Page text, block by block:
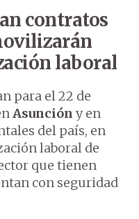
contratos
laboral
para el 22 de
Asunción y en
del país, en
laboral de
que tienen
con seguridad